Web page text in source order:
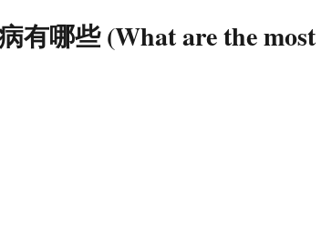
有哪些 (What are the most